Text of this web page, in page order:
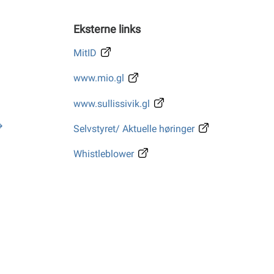
Eksterne links
MitID
www.mio.gl
www.sullissivik.gl
Selvstyret/ Aktuelle høringer
Whistleblower